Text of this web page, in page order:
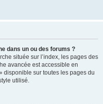
dans un ou des forums ?
située sur l’index, les pages des
avancée est accessible en
disponible sur toutes les pages du
utilisé.